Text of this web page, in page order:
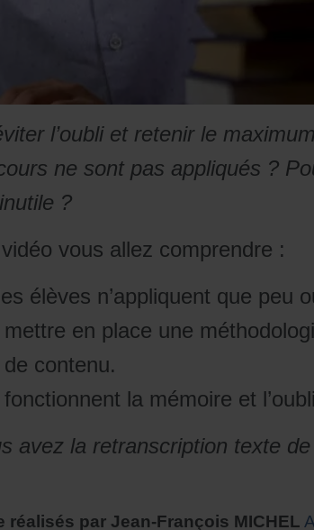
l’oubli et retenir le
ne sont pas appliqués ?
?
vous allez comprendre :
élèves n’appliquent que peu
en place une
contenu.
la mémoire et
avez la retranscription texte
réalisés par Jean-François MICHEL